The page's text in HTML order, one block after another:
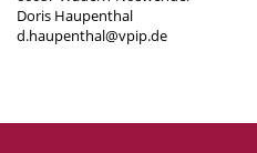
Doris Haupenthal
d.haupenthal@vpip.de